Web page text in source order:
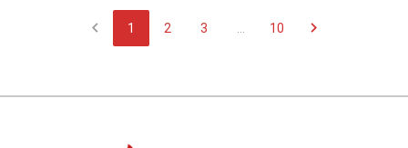
chevron_left 1 2 3 ... 10 chevron_right